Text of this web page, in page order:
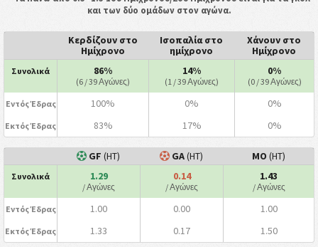
και των δύο ομάδων στον αγώνα.
Κερδίζουν στο
Ημίχρονο
Ισοπαλία στο
ημίχρονο
Χάνουν στο
Ημίχρονο
Συνολικά 86%
(6 / 39 Αγώνες)
14%
(1 / 39 Αγώνες)
0%
(0 / 39 Αγώνες)
Εντός Έδρας 100% 0% 0%
Εκτός Έδρας 83% 17% 0%
GF (HT) GA(HT) ΜΟ (HT)
Συνολικά 1.29
/ Αγώνες
0.14
/ Αγώνες
1.43
/ Αγώνες
Εντός Έδρας 1.00 0.00 1.00
Εκτός Έδρας 1.33 0.17 1.50